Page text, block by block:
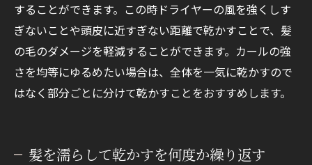
することができます。この時ドライヤーの風を強くしす
ぎないことや頭皮に近すぎない距離で乾かすことで、髪
の毛のダメージを軽減することができます。カールの強
さを均等にゆるめたい場合は、全体を一気に乾かすので
はなく部分ごとに分けて乾かすことをおすすめします。
髪を濡らして乾かすを何度か繰り返す